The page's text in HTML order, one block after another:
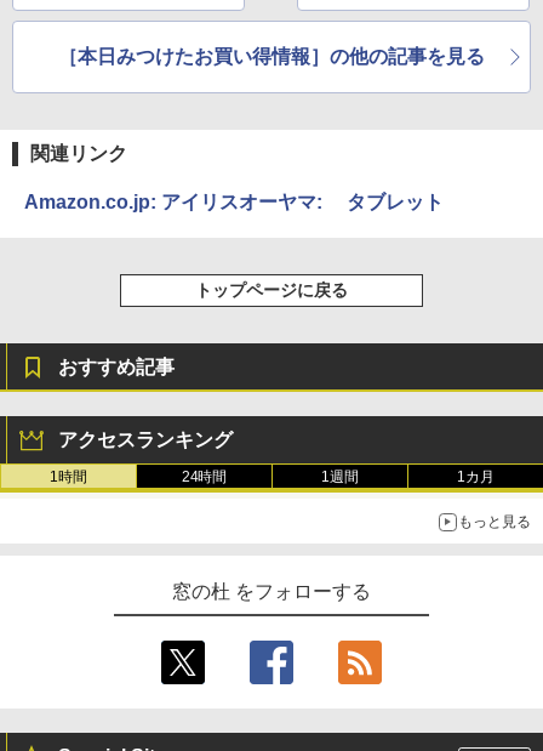
大37％OFF！！
クーポン」配布中
［本日みつけたお買い得情報］の他の記事を見る
関連リンク
Amazon.co.jp: アイリスオーヤマ: タブレット
トップページに戻る
おすすめ記事
アクセスランキング
1時間 24時間 1週間 1カ月
もっと見る
窓の杜 をフォローする